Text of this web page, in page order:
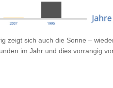
zeigt sich auch die Sonne –
im Jahr und dies vorrangig